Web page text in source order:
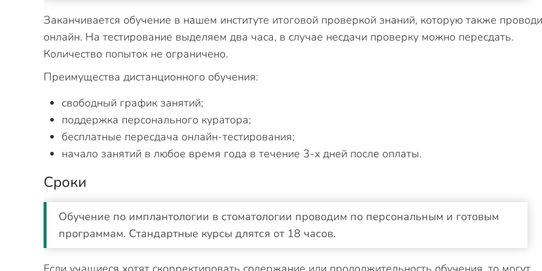
Заканчивается обучение в нашем институте итоговой проверкой знаний, которую также
онлайн. На тестирование выделяем два часа, в случае несдачи проверку можно пересдать.
Количество попыток не ограничено.
Преимущества дистанционного обучения:
свободный график занятий;
поддержка персонального куратора;
бесплатные пересдача онлайн-тестирования;
начало занятий в любое время года в течение 3-х дней после оплаты.
Сроки
Обучение по имплантологии в стоматологии проводим по персональным и готовым
программам. Стандартные курсы длятся от 18 часов.